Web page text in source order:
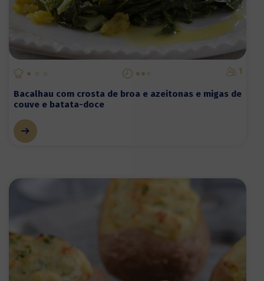
1
Bacalhau com crosta de broa e azeitonas e migas de
couve e batata-doce